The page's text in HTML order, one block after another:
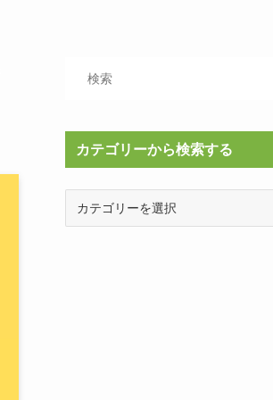
カテゴリーから検索する